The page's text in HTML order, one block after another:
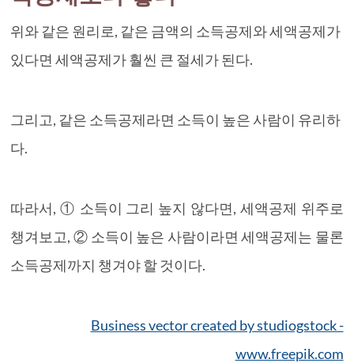
위와 같은 원리로, 같은 금액의 소득공제와 세액공제가
있다면 세액공제가 훨씬 큰 절세가 된다.
그리고, 같은 소득공제라면 소득이 높은 사람이 유리하
다.
따라서, ① 소득이 그리 높지 않다면, 세액공제 위주로
챙겨보고, ② 소득이 높은 사람이라면 세액공제는 물론
소득공제까지 챙겨야 할 것이다.
Business vector created by studiogstock -
www.freepik.com